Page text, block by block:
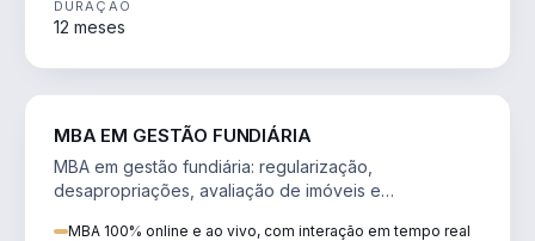
DURAÇÃO
12 meses
MBA EM GESTÃO FUNDIÁRIA
MBA em gestão fundiária: regularização,
desapropriações, avaliação de imóveis e
MBA 100% online e ao vivo, com interação em tempo real